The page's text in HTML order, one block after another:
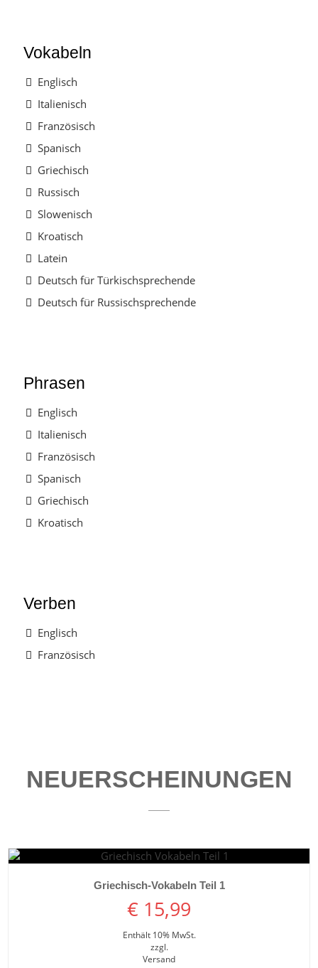
Vokabeln
Englisch
Italienisch
Französisch
Spanisch
Griechisch
Russisch
Slowenisch
Kroatisch
Latein
Deutsch für Türkischsprechende
Deutsch für Russischsprechende
Phrasen
Englisch
Italienisch
Französisch
Spanisch
Griechisch
Kroatisch
Verben
Englisch
Französisch
NEUERSCHEINUNGEN
Details ansehen
Griechisch-Vokabeln Teil 1
€ 15,99
Enthält 10% MwSt.
zzgl.
Versand